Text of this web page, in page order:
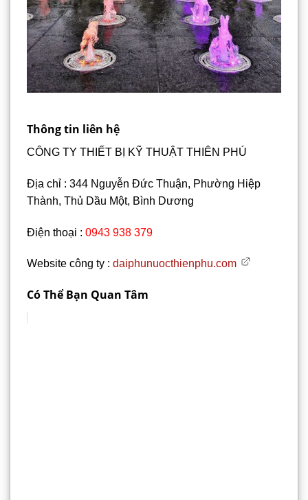
Thông tin liên hệ
CÔNG TY THIẾT BỊ KỸ THUẬT THIÊN PHÚ
Địa chỉ : 344 Nguyễn Đức Thuận, Phường Hiệp
Thành, Thủ Dầu Một, Bình Dương
Điện thoại : 0943 938 379
Website công ty : daiphunuocthienphu.com
Có Thể Bạn Quan Tâm